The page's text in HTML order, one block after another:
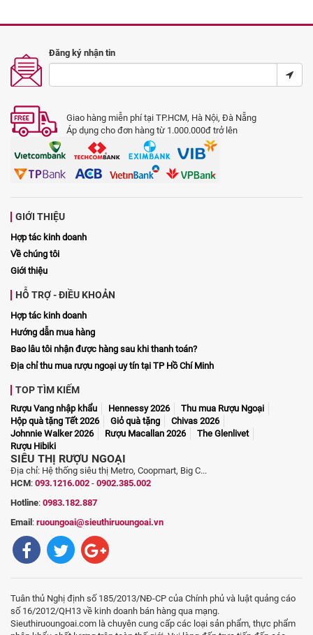
Đăng ký nhận tin
Giao hàng miễn phí tại TP.HCM, Hà Nội, Đà Nẵng
Áp dụng cho đơn hàng từ 1.000.000đ trở lên
GIỚI THIỆU
Hợp tác kinh doanh
Về chúng tôi
Giới thiệu
HỖ TRỢ - ĐIỀU KHOẢN
Hợp tác kinh doanh
Hướng dẫn mua hàng
Bao lâu tôi nhận được hàng sau khi thanh toán?
Địa chỉ thu mua rượu ngoại uy tín tại TP Hồ Chí Minh
TOP TÌM KIẾM
Rượu Vang nhập khẩu Hennessy 2026
Thu mua Rượu Ngoại
Hộp quà tặng Tết 2026
Giỏ quà tặng
Chivas 2026
Johnnie Walker 2026
Rượu Macallan 2026
The Glenlivet
Rượu Hibiki
SIÊU THỊ RƯỢU NGOẠI
Địa chỉ: Hệ thống siêu thị Metro, Coopmart, Big C...
HCM: 093.1216.002 - 0902.385.002
Hotline: 0983.182.887
Email : ruoungoai@sieuthiruoungoai.vn
Tuân thủ Nghị định số 185/2013/NĐ-CP của Chính phủ và luật quảng cáo
số 16/2012/QH13 về kinh doanh bán hàng qua mạng.
Sieuthiruoungoai.com là chuyên cung cấp các loại sản phẩm, thực phẩm